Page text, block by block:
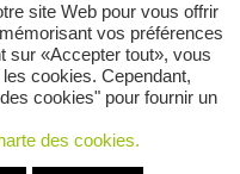
site Web pour vous offrir
vos préférences
sur «Accepter tout», vous
cookies. Cependant,
cookies" pour fournir un
des cookies.